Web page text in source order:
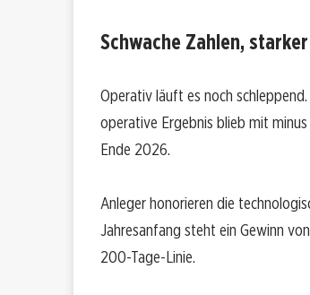
Schwache Zahlen,
Operativ läuft es noch
operative Ergebnis blieb mit
Ende 2026.
Anleger honorieren die
Jahresanfang steht ein Gewinn
200-Tage-Linie.